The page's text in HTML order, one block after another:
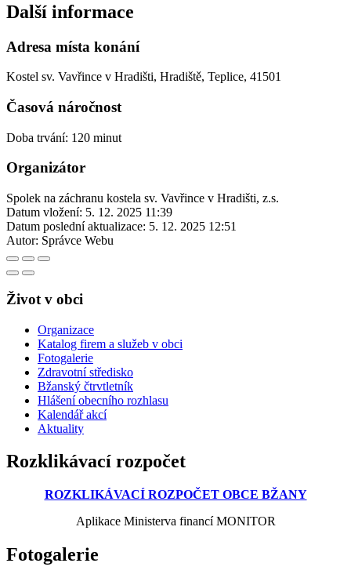
Další informace
Adresa místa konání
Kostel sv. Vavřince v Hradišti, Hradiště, Teplice, 41501
Časová náročnost
Doba trvání: 120 minut
Organizátor
Spolek na záchranu kostela sv. Vavřince v Hradišti, z.s.
Datum vložení: 5. 12. 2025 11:39
Datum poslední aktualizace: 5. 12. 2025 12:51
Autor: Správce Webu
Život v obci
Organizace
Katalog firem a služeb v obci
Fotogalerie
Zdravotní středisko
Bžanský čtrvtletník
Hlášení obecního rozhlasu
Kalendář akcí
Aktuality
Rozklikávací rozpočet
ROZKLIKÁVACÍ ROZPOČET OBCE BŽANY
Aplikace Ministerva financí MONITOR
Fotogalerie